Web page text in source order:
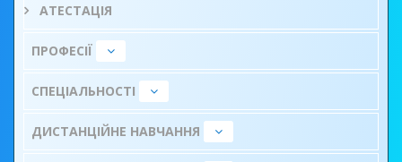
АТЕСТАЦІЯ
ПРОФЕСІЇ
СПЕЦІАЛЬНОСТІ
ДИСТАНЦІЙНЕ НАВЧАННЯ